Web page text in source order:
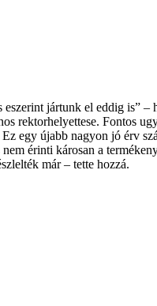
jártunk el eddig is”
rektorhelyettese. Fontos
egy újabb nagyon jó érv
érinti károsan a
már – tette hozzá.